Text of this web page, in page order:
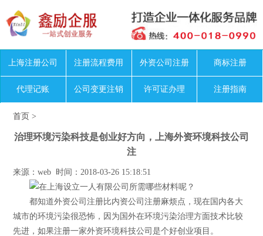
上海注册公司 注册流程费用 外资公司注册 商标注册
代理记账 公司变更注销 许可证办理 注册指南
首页 >
治理环境污染科技是创业好方向，上海外资环境科技公司
注
来源：web 时间：2018-03-26 15:18:51
都知道外资公司注册比内资公司注册麻烦点，现在国内各大
城市的环境污染很恐怖，因为国外在环境污染治理方面技术比较
先进，如果注册一家外资环境科技公司是个好创业项目。